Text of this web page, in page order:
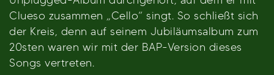
Clueso zusammen „Cello“ singt. So schließt sich
der Kreis, denn auf seinem Jubiläumsalbum zum
20sten waren wir mit der BAP-Version dieses
Songs vertreten.